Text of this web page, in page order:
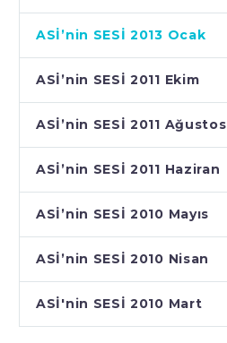
ASİ’nin SESİ 2013 Ocak
ASİ’nin SESİ 2011 Ekim
ASİ’nin SESİ 2011 Ağustos
ASİ’nin SESİ 2011 Haziran
ASİ’nin SESİ 2010 Mayıs
ASİ’nin SESİ 2010 Nisan
ASİ'nin SESİ 2010 Mart